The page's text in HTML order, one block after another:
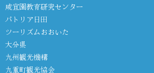
咸宜園教育研究センター
パトリア日田
ツーリズムおおいた
大分県
九州観光機構
九重町観光協会